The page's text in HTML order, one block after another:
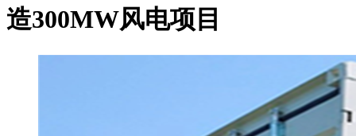
造300MW风电项目